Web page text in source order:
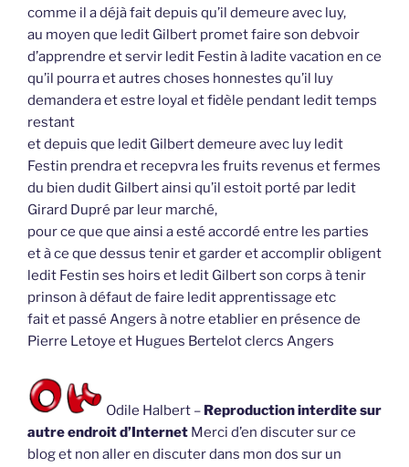
comme il a déjà fait depuis qu’il demeure avec luy,
au moyen que ledit Gilbert promet faire son debvoir
d’apprendre et servir ledit Festin à ladite vacation en ce
qu’il pourra et autres choses honnestes qu’il luy
demandera et estre loyal et fidèle pendant ledit temps
restant
et depuis que ledit Gilbert demeure avec luy ledit
Festin prendra et recepvra les fruits revenus et fermes
du bien dudit Gilbert ainsi qu’il estoit porté par ledit
Girard Dupré par leur marché,
pour ce que que ainsi a esté accordé entre les parties
et à ce que dessus tenir et garder et accomplir obligent
ledit Festin ses hoirs et ledit Gilbert son corps à tenir
prinson à défaut de faire ledit apprentissage etc
fait et passé Angers à notre etablier en présence de
Pierre Letoye et Hugues Bertelot clercs Angers
Odile Halbert – Reproduction interdite sur
autre endroit d’Internet Merci d’en discuter sur ce
blog et non aller en discuter dans mon dos sur un